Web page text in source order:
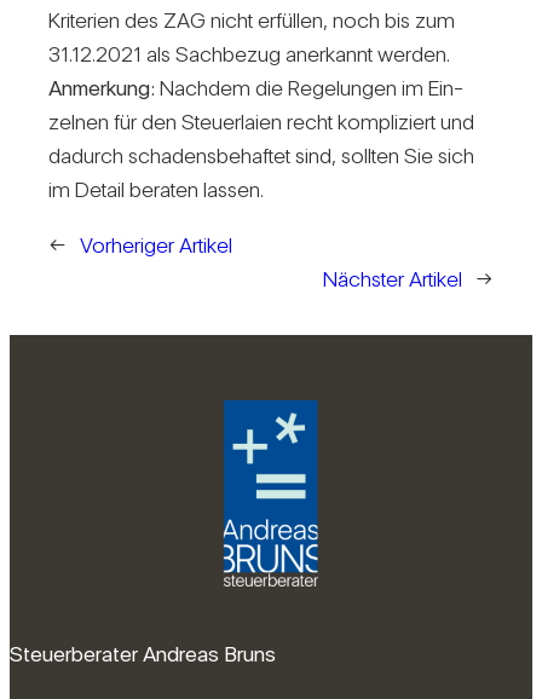
Kri­te­rien des ZAG nicht erfüllen, noch bis zum
31.12.2021 als Sach­bezug aner­kannt werden.
Anmer­kung: Nachdem die Rege­lungen im Ein­
zelnen für den Steu­er­laien recht kom­pli­ziert und
dadurch scha­dens­be­haftet sind, sollten Sie sich
im Detail beraten lassen.
← Vorheriger Artikel
Nächster Artikel
→
Steuerberater Andreas Bruns